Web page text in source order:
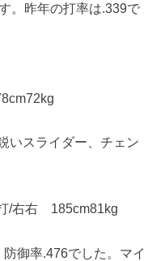
。昨年の打率は.339で
いスライダー、チェン
/右右 185cm81kg
御率.476でした。マイ